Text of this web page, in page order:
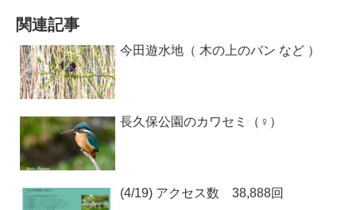
関連記事
今田遊水地（ 木の上のバン など ）
長久保公園のカワセミ（♀）
(4/19) アクセス数 38,888回